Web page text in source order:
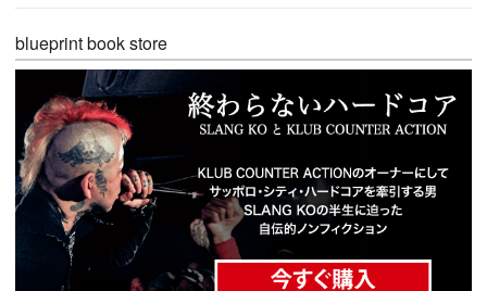
blueprint book store